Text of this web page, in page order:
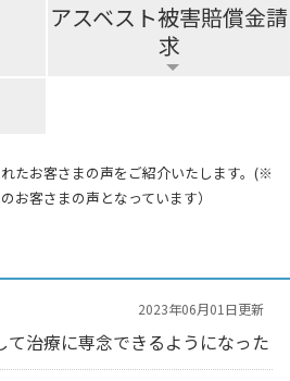
アスベスト被害賠償金請
求
たお客さまの声をご紹介いたします。(※
お客さまの声となっています）
2023年06月01日更新
治療に専念できるようになった